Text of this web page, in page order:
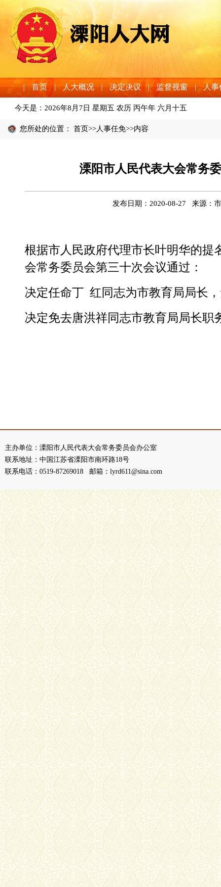
| 首页 | 人大概况 | 决定决议 | 监督视窗 | 人事
今天是： 2026年8月7日 星期五 农历 丙午年 六月十五
您所处的位置： 首页>>人事任免>>内容
溧阳市人民代表大会常务
发布日期：2020-08-27 来源：
根据市人民政府代理市长叶明华的提
会常务委员会第三十次会议通过：
决定任命丁 红同志为市教育局局长
决定免去唐洪祥同志市教育局局长职
主办单位：溧阳市人民代表大会常务委员会办公室
联系地址：中国江苏省溧阳市南环路18号
联系电话：0519-87269018 邮箱：lyrd611@sina.com